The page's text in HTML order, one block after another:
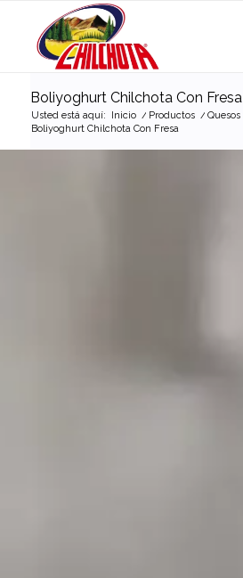
Boliyoghurt Chilchota Con Fresa
Usted está aquí: Inicio / Productos / Quesos
Boliyoghurt Chilchota Con Fresa